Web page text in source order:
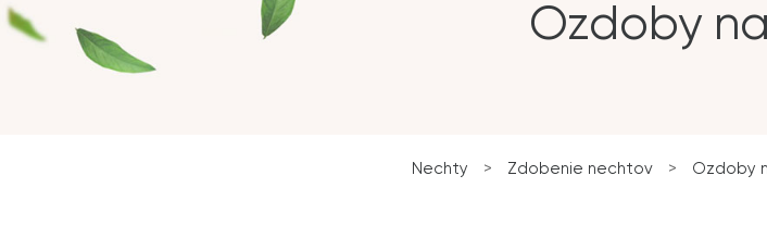
Ozdoby
Nechty > Zdobenie nechtov > Ozdoby